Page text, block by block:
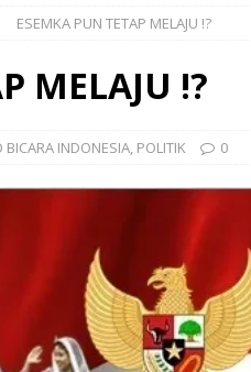
“TAHUN 2029, GILIRAN PRESIDEN
“PAK PRESIDEN &
“1 TRILIUN SEMUT AWASI APBN &
“MISTERI 10 POHON & NINJA
Jeck/Nerko. #SahabatKPK!, “AWAS
ESEMKA PUN TETAP MELAJU !?
MELAJU !?
BICARA INDONESIA, POLITIK 0